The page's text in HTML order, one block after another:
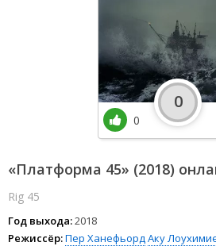
«Платформа 45» (2018)
Rig 45
Год выхода:2018
Режиссёр:Пер ХанефьордАку
0
0